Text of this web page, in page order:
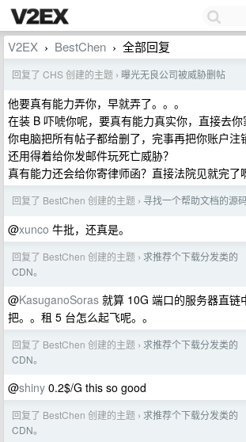
V2EX › BestChen › 全部回复
回复了 CHS 创建的主题 › 曝光无良公司被威胁删帖
他要真有能力弄你，早就弄了。。。
在装 B 吓唬你呢，要真有能力真实你，直接去
你电脑把所有帖子都给删了，完事再把你账户注
还用得着给你发邮件玩死亡威胁？
真有能力还会给你寄律师函？直接法院见就完了
回复了 BestChen 创建的主题 › 寻找一个帮助文档的源
@xunco 牛批，还真是。
回复了 BestChen 创建的主题 › 求推荐个下载分发类的
CDN。
@KasuganoSoras 就算 10G 端口的服务器直链
把。。租 5 台怎么起飞呢。。
回复了 BestChen 创建的主题 › 求推荐个下载分发类的
CDN。
@shiny 0.2$/G this so good
回复了 BestChen 创建的主题 › 求推荐个下载分发类的
CDN。